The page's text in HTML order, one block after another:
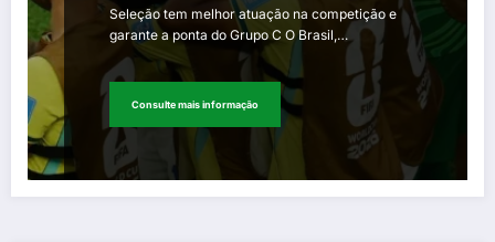
Seleção tem melhor atuação na competição e
garante a ponta do Grupo C O Brasil,…
Consulte mais informação